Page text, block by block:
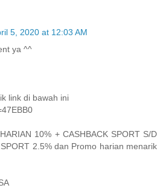
5, 2020 at 12:03 AM
ya ^^
link di bawah ini
10% + CASHBACK SPORT S/D
2.5% dan Promo harian menarik